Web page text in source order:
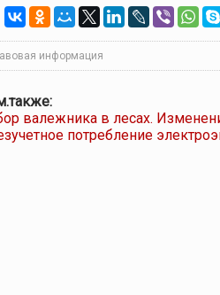
информация
валежника в лесах.
потребление